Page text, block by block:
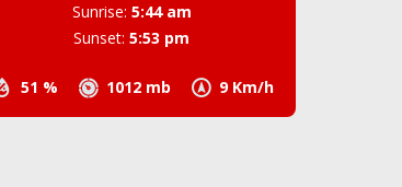
51 % 1012 mb 9 Km/h
Sunrise: 5:44 am
Sunset: 5:53 pm